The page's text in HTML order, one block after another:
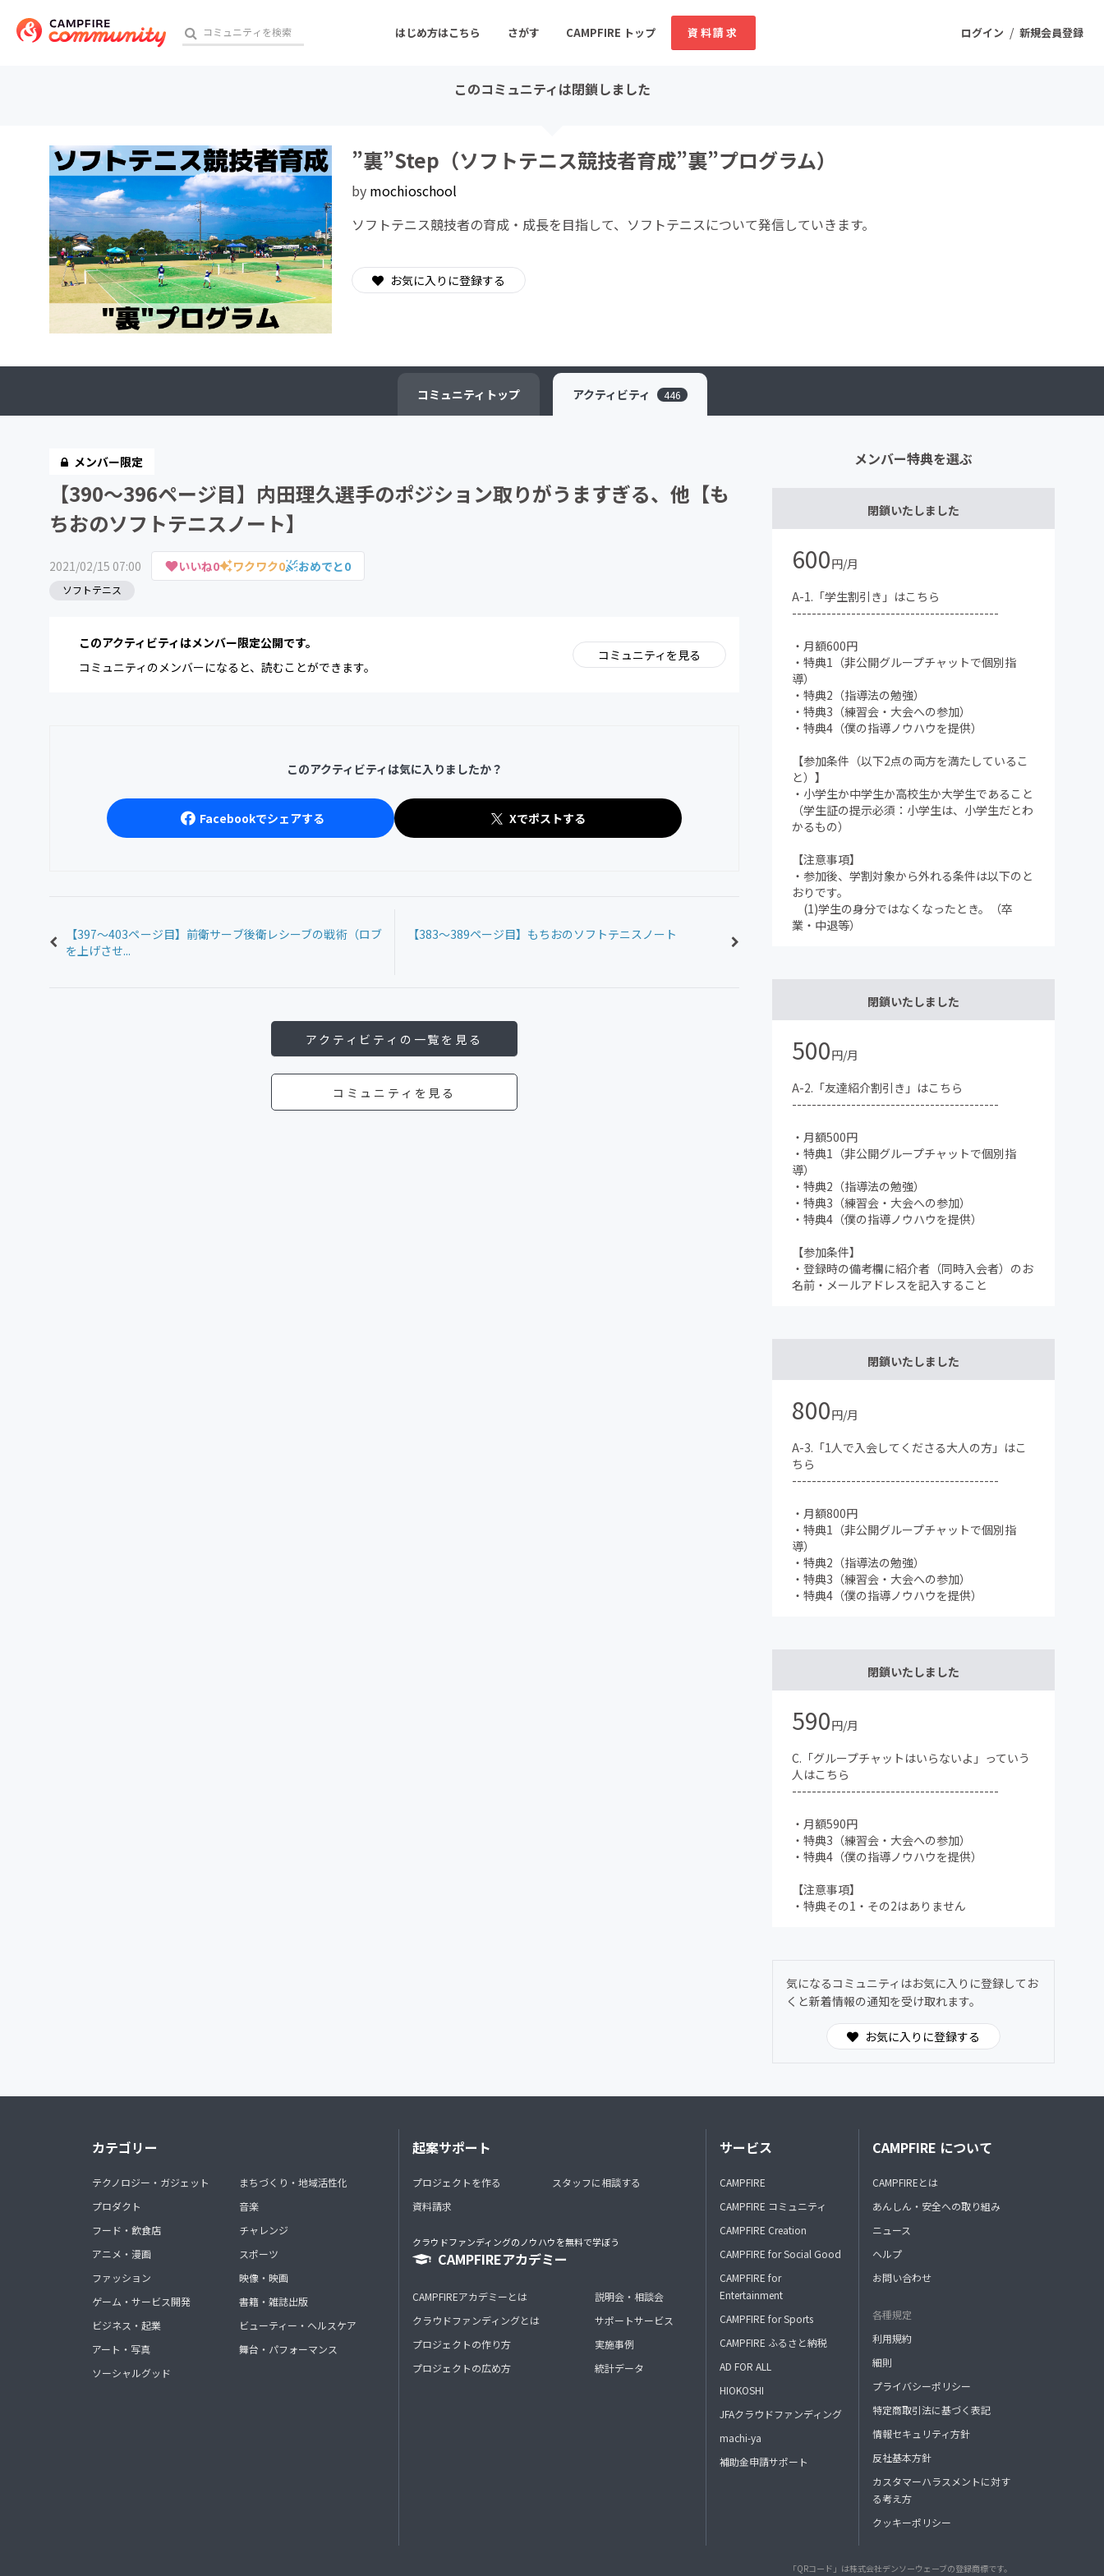
ログイン / 新規会員登録
はじめ方はこちら さがす CAMPFIRE トップ 資料請求
おすすめのコミュニティ
アート・写真 音楽
テクノロジー・ガジェット
ゲーム・サービス開発 フード・飲食店
ファッション
映像・映画
書籍・雑誌出版
ビジネス・起業
チャレンジ
CAMPFIRE for Social Good CAMPFIRE Creation
このコミュニティは閉鎖しました
”裏”Step（ソフトテニス競技者育成”裏”プログラム）
by mochioschool
ソフトテニス競技者の育成・成長を目指して、ソフトテニスについて発信していきます。
お気に入りに登録する
コミュニティ トップ アクティビティ 446
メンバー限定
【390〜396ページ目】内田理久選手のポジション取りがうますぎる、他【も
ちおのソフトテニスノート】
2021/02/15 07:00 いいね0 ワクワク0 おめでと0
ソフトテニス
このアクティビティはメンバー限定公開です。
コミュニティのメンバーになると、読むことができます。
コミュニティを見る
このアクティビティは気に入りましたか？
Facebookでシェアする Xでポストする
【397〜403ページ目】前衛サーブ後衛レシーブの戦術（ロブ
を上げさせ...
【383〜389ページ目】もちおのソフトテニスノート
アクティビティの一覧を見る
コミュニティを見る
メンバー特典を選ぶ
閉鎖いたしました
600円/月
A-1.「学生割引き」はこちら
------------------------------------------
・月額600円
・特典1（非公開グループチャットで個別指
導）
・特典2（指導法の勉強）
・特典3（練習会・大会への参加）
・特典4（僕の指導ノウハウを提供）
【参加条件（以下2点の両方を満たしているこ
と）】
・小学生か中学生か高校生か大学生であること
（学生証の提示必須：小学生は、小学生だとわ
かるもの）
【注意事項】
・参加後、学割対象から外れる条件は以下のと
おりです。
(1)学生の身分ではなくなったとき。（卒
業・中退等）
閉鎖いたしました
500円/月
A-2.「友達紹介割引き」はこちら
------------------------------------------
・月額500円
・特典1（非公開グループチャットで個別指
導）
・特典2（指導法の勉強）
・特典3（練習会・大会への参加）
・特典4（僕の指導ノウハウを提供）
【参加条件】
・登録時の備考欄に紹介者（同時入会者）のお
名前・メールアドレスを記入すること
閉鎖いたしました
800円/月
A-3.「1人で入会してくださる大人の方」はこ
ちら
------------------------------------------
・月額800円
・特典1（非公開グループチャットで個別指
導）
・特典2（指導法の勉強）
・特典3（練習会・大会への参加）
・特典4（僕の指導ノウハウを提供）
閉鎖いたしました
590円/月
C.「グループチャットはいらないよ」っていう
人はこちら
------------------------------------------
・月額590円
・特典3（練習会・大会への参加）
・特典4（僕の指導ノウハウを提供）
【注意事項】
・特典その1・その2はありません
気になるコミュニティはお気に入りに登録してお
くと新着情報の通知を受け取れます。
お気に入りに登録する
カテゴリー
テクノロジー・ガジェット
プロダクト
フード・飲食店
アニメ・漫画
ファッション
ゲーム・サービス開発
ビジネス・起業
アート・写真
ソーシャルグッド
まちづくり・地域活性化
音楽
チャレンジ
スポーツ
映像・映画
書籍・雑誌出版
ビューティー・ヘルスケア
舞台・パフォーマンス
起案サポート
プロジェクトを作る
資料請求
スタッフに相談する
クラウドファンディングのノウハウを無料で学ぼう
CAMPFIREアカデミー
CAMPFIREアカデミーとは
クラウドファンディングとは
プロジェクトの作り方
プロジェクトの広め方
説明会・相談会
サポートサービス
実施事例
統計データ
サービス
CAMPFIRE
CAMPFIRE コミュニティ
CAMPFIRE Creation
CAMPFIRE for Social Good
CAMPFIRE for
Entertainment
CAMPFIRE for Sports
CAMPFIRE ふるさと納税
AD FOR ALL
HIOKOSHI
JFAクラウドファンディング
machi-ya
補助金申請サポート
CAMPFIRE について
CAMPFIREとは
あんしん・安全への取り組み
ニュース
ヘルプ
お問い合わせ
各種規定
利用規約
細則
プライバシーポリシー
特定商取引法に基づく表記
情報セキュリティ方針
反社基本方針
カスタマーハラスメントに対す
る考え方
クッキーポリシー
「QRコード」は株式会社デンソーウェーブの登録商標です。